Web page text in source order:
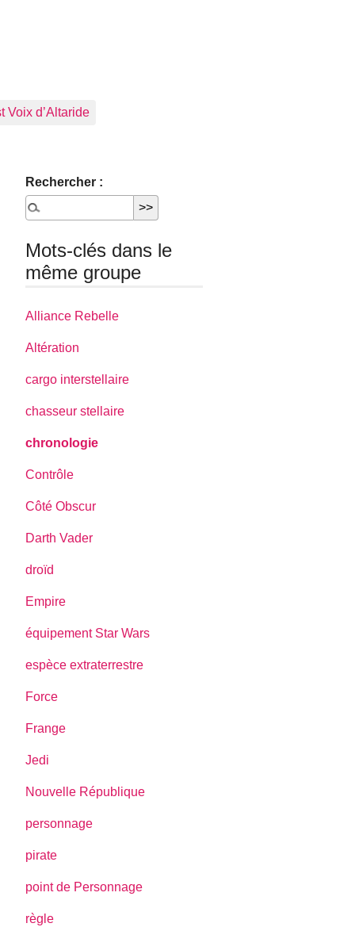
Voix d’Altaride
Rechercher :
Mots-clés dans le
même groupe
Alliance Rebelle
Altération
cargo interstellaire
chasseur stellaire
chronologie
Contrôle
Côté Obscur
Darth Vader
droïd
Empire
équipement Star Wars
espèce extraterrestre
Force
Frange
Jedi
Nouvelle République
personnage
pirate
point de Personnage
règle